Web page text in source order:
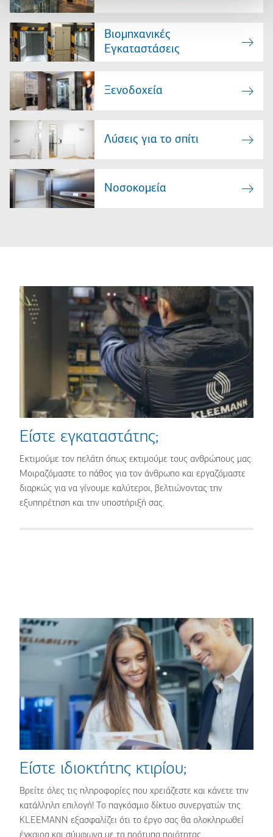
Βιομηχανικές
Εγκαταστάσεις
Ξενοδοχεία
Λύσεις για το σπίτι
Νοσοκομεία
Είστε εγκαταστάτης;
Εκτιμούμε τον πελάτη όπως εκτιμούμε τους ανθρώπους μας.
Μοιραζόμαστε το πάθος για τον άνθρωπο και εργαζόμαστε
διαρκώς για να γίνουμε καλύτεροι, βελτιώνοντας την
εξυπηρέτηση και την υποστήριξή σας.
Είστε ιδιοκτήτης κτιρίου;
Βρείτε όλες τις πληροφορίες που χρειάζεστε και κάνετε την
κατάλληλη επιλογή!
Το παγκόσμιο δίκτυο συνεργατών της
KLEEMANN εξασφαλίζει ότι το έργο σας θα ολοκληρωθεί